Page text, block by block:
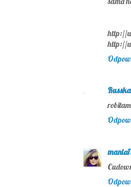
http://
http://